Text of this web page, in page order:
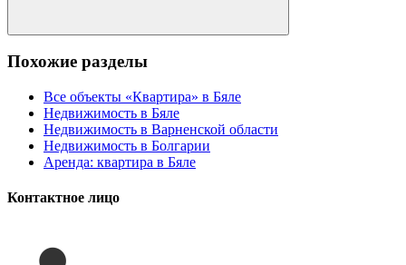
Похожие разделы
Все объекты «Квартира» в Бяле
Недвижимость в Бяле
Недвижимость в Варненской области
Недвижимость в Болгарии
Аренда: квартира в Бяле
Контактное лицо